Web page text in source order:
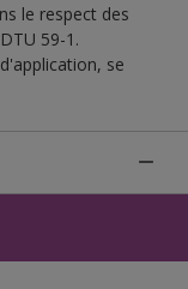
le respect des
59-1.
se